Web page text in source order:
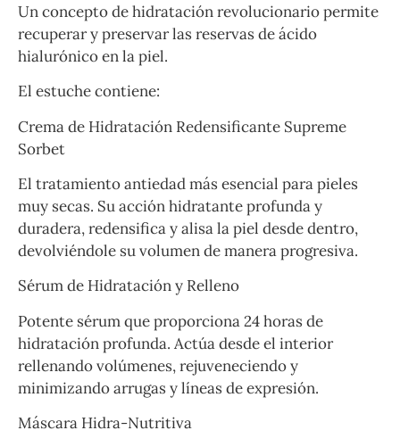
Un concepto de hidratación revolucionario permite
recuperar y preservar las reservas de ácido
hialurónico en la piel.
El estuche contiene:
Crema de Hidratación Redensificante Supreme
Sorbet
El tratamiento antiedad más esencial para pieles
muy secas. Su acción hidratante profunda y
duradera, redensifica y alisa la piel desde dentro,
devolviéndole su volumen de manera progresiva.
Sérum de Hidratación y Relleno
Potente sérum que proporciona 24 horas de
hidratación profunda. Actúa desde el interior
rellenando volúmenes, rejuveneciendo y
minimizando arrugas y líneas de expresión.
Máscara Hidra-Nutritiva